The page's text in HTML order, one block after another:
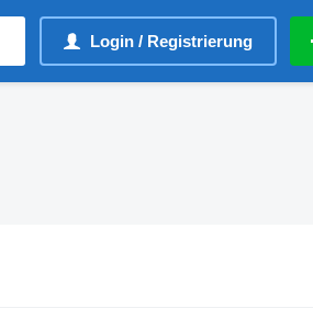
Login / Registrierung